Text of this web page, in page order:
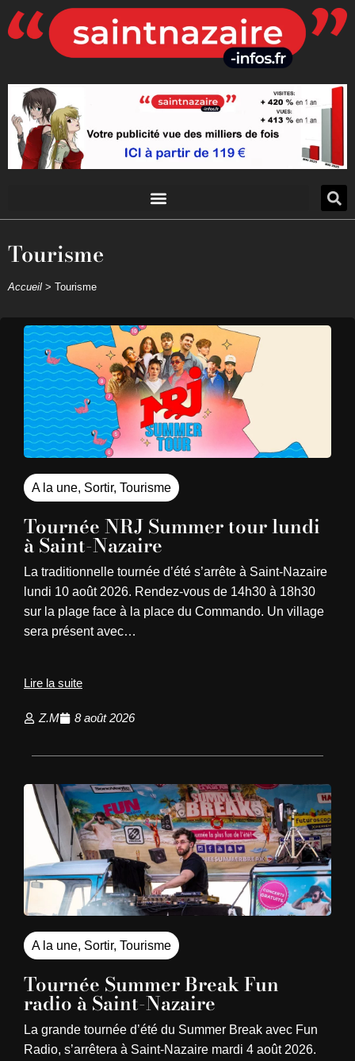
Tourisme
Accueil > Tourisme
A la une, Sortir, Tourisme
Tournée NRJ Summer tour lundi
à Saint-Nazaire
La traditionnelle tournée d’été s’arrête à Saint-Nazaire
lundi 10 août 2026. Rendez-vous de 14h30 à 18h30
sur la plage face à la place du Commando. Un village
sera présent avec…
Lire la suite
Z.M 8 août 2026
A la une, Sortir, Tourisme
Tournée Summer Break Fun
radio à Saint-Nazaire
La grande tournée d’été du Summer Break avec Fun
Radio, s’arrêtera à Saint-Nazaire mardi 4 août 2026.